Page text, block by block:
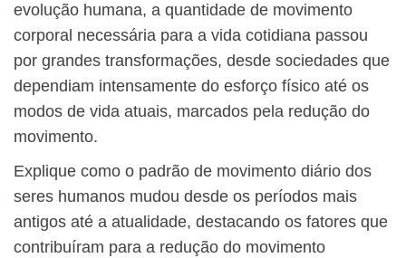
evolução humana, a quantidade de movimento
corporal necessária para a vida cotidiana passou
por grandes transformações, desde sociedades que
dependiam intensamente do esforço físico até os
modos de vida atuais, marcados pela redução do
movimento.
Explique como o padrão de movimento diário dos
seres humanos mudou desde os períodos mais
antigos até a atualidade, destacando os fatores que
contribuíram para a redução do movimento